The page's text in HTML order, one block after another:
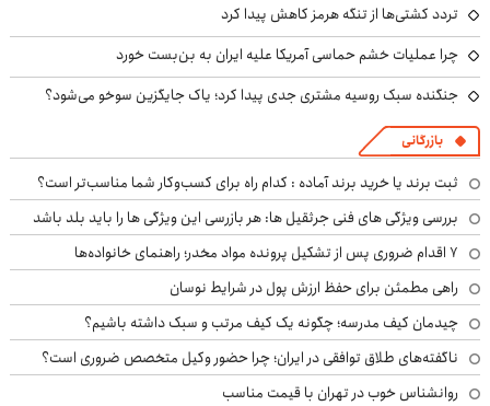
تردد کشتی‌ها از تنگه هرمز کاهش پیدا کرد
چرا عملیات خشم حماسی آمریکا علیه ایران به بن‌بست خورد
جنگنده سبک روسیه مشتری جدی پیدا کرد؛ یاک جایگزین سوخو می‌شود؟
بازرگانی
ثبت برند یا خرید برند آماده : کدام راه برای کسب‌وکار شما مناسب‌تر است؟
بررسی ویژگی های فنی جرثقیل ها: هر بازرسی این ویژگی ها را باید بلد باشد
۷ اقدام ضروری پس از تشکیل پرونده مواد مخدر؛ راهنمای خانواده‌ها
راهی مطمئن برای حفظ ارزش پول در شرایط نوسان
چیدمان کیف مدرسه؛ چگونه یک کیف مرتب و سبک داشته باشیم؟
ناگفته‌های طلاق توافقی در ایران؛ چرا حضور وکیل متخصص ضروری است؟
روانشناس خوب در تهران با قیمت مناسب